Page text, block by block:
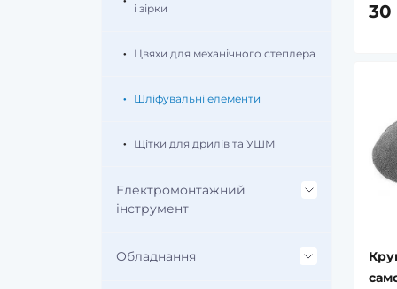
і зірки
Цвяхи для механічного степлера
Шліфувальні елементи
Щітки для дрилів та УШМ
Електромонтажний
інструмент
Знімачі ізоляції
Обладнання
30